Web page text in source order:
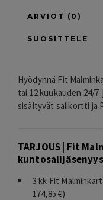
ARVIOT (0)
SUOSITTELE
Hyödynnä Fit
tai 12 kuukauden 24/
sisältyvät salikortti ja
TARJOUS | Fit
kuntosalijäsenyys
3 kk Fit
174,85 €)